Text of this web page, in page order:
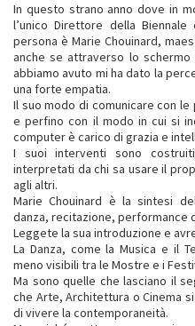
In questo strano anno dove in
l’unico Direttore della
persona è Marie Chouinard,
anche se attraverso lo
abbiamo avuto mi ha dato la
una forte empatia.
Il suo modo di comunicare con
e perfino con il modo in cui si
computer è carico di grazia e
I suoi interventi sono
interpretati da chi sa usare il
agli altri.
Marie Chouinard è la sintesi
danza, recitazione, performance
Leggete la sua introduzione e
La Danza, come la Musica e il
meno visibili tra le Mostre e i
Ma sono quelle che lasciano il
che Arte, Architettura o Cinema
di vivere la contemporaneità.